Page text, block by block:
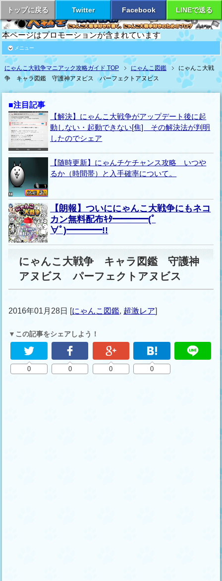
トップに戻る Twitter Facebook LINEで送る
本ページはプロモーションが含まれています
メニュー
にゃんこ大戦争マニアック攻略ガイド TOP にゃんこ図鑑
にゃんこ大戦
争 キャラ図鑑 守護神アヌビス パーフェクトアヌビス
■注目記事
【解決】にゃんこ大戦争がアップデート後に起
動しない・起動できない[焦] その解決法が判明
したのでシェア
【随時更新】にゃんチケチャンス攻略 いつや
るか（時間帯）と入手確率について。
【朗報】ついににゃんこ大戦争にもネコ
カン無料配布ｷﾀ━━━━(ﾟ
∀ﾟ)━━━━!!
にゃんこ大戦争 キャラ図鑑 守護神
アヌビス パーフェクトアヌビス
2016年01月28日 [にゃんこ図鑑, 超激レア]
▼この記事をシェアしよう！
0 0 0 0